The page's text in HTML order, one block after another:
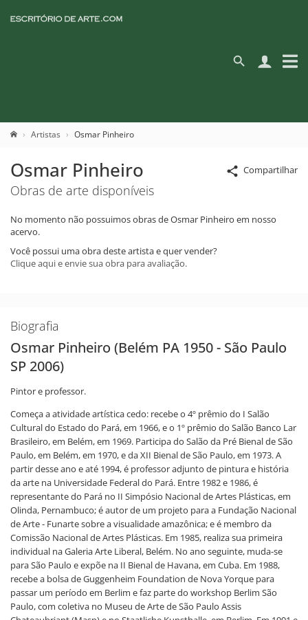
Artistas Osmar Pinheiro
Compartilhar
Osmar Pinheiro
Obras de arte disponíveis
No momento não possuimos obras de Osmar Pinheiro em nosso
acervo.
Você possui uma obra deste artista e quer vender?
Clique aqui e envie sua obra para avaliação.
Biografia
Osmar Pinheiro (Belém PA 1950 - São Paulo
SP 2006)
Pintor e professor.
Começa a atividade artística cedo: recebe o 4º prêmio do I Salão
Cultural do Estado do Pará, em 1966, e o 1º prêmio do Salão Banco Lar
Brasileiro, em Belém, em 1969. Participa do Salão da Pré Bienal de São
Paulo, em Belém, em 1970, e da XII Bienal de São Paulo, em 1973. A
partir desse ano e até 1994, é professor adjunto de pintura e história
da arte na Universidade Federal do Pará. Entre 1982 e 1986, é
representante do Pará no II Simpósio Nacional de Artes Plásticas, em
Olinda, Pernambuco; é autor de um projeto para a Fundação Nacional
de Arte - Funarte sobre a visualidade amazônica; e é membro da
Comissão Nacional de Artes Plásticas. Em 1985, realiza sua primeira
individual na Galeria Arte Liberal, Belém. No ano seguinte, muda-se
para São Paulo e expõe na II Bienal de Havana, em Cuba. Em 1988,
recebe a bolsa de Guggenheim Foundation de Nova Yorque para
passar um período em Berlim e faz parte do workshop Berlim São
Paulo, com coletiva no Museu de Arte de São Paulo Assis